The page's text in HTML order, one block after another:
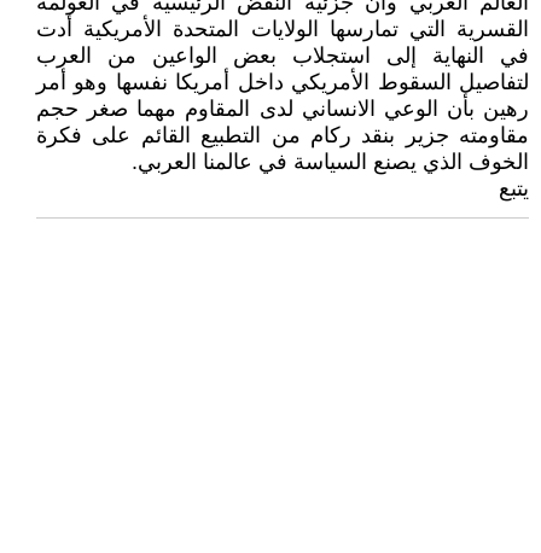
القسرية التي تمارسها الولايات المتحدة الأمريكية أدت
في النهاية إلى استجلاب بعض الواعين من العرب
لتفاصيل السقوط الأمريكي داخل أمريكا نفسها وهو أمر
رهين بأن الوعي الانساني لدى المقاوم مهما صغر حجم
مقاومته جزير بنقد ركام من التطبيع القائم على فكرة
الخوف الذي يصنع السياسة في عالمنا العربي.
يتبع